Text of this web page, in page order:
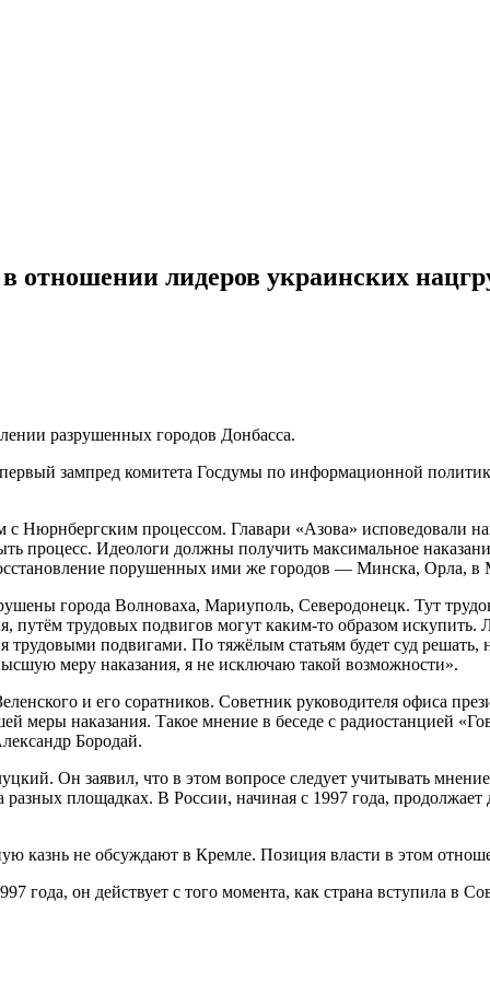
лидеров украинских
разрушенных городов Донбасса.
зампред комитета Госдумы по информационной
Нюрнбергским процессом. Главари «Азова» исповедовали
процесс. Идеологи должны получить максимальное
порушенных ими же городов — Минска, Орла, в
города Волноваха, Мариуполь, Северодонецк. Тут
путём трудовых подвигов могут каким-то образом
трудовыми подвигами. По тяжёлым статьям будет суд
меру наказания, я не исключаю такой возможности».
и его соратников. Советник руководителя офиса
меры наказания. Такое мнение в беседе с радиостанцией
Бородай.
Он заявил, что в этом вопросе следует учитывать
площадках. В России, начиная с 1997 года,
казнь не обсуждают в Кремле. Позиция власти в этом
года, он действует с того момента, как страна вступила